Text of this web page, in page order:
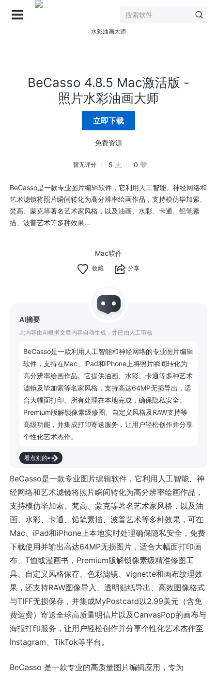
BeCasso 4.8.5 Mac激活版 -
照片水彩油画大师
立即下载
免费资源
暂无评分 5 0
BeCasso是一款专业图片编辑软件，它利用人工智能、神经网络和
艺术滤镜将照片瞬间转化为高分辨率绘画作品，支持模仿毕加索、
梵高、蒙克等著名艺术家风格，以及油画、水彩、卡通、铅笔素
描、波普艺术等多种效果...
Mac软件
分享
AI摘要
此内容由AI根据文章内容自动生成，并已由人工审核
BeCasso是一款利用人工智能和神经网络的专业图片编辑
软件，支持在Mac、iPad和iPhone上将照片瞬间转化为
高分辨率绘画作品。它提供油画、水彩、卡通等多种艺术
滤镜及毕加索等名家风格，支持高达64MP无损导出，适
合大幅面打印。所有处理在本地完成，确保隐私安全。
Premium版解锁像素级修图、自定义风格及RAW支持等
高级功能，并集成打印寄送服务，让用户轻松创作并分享
个性化艺术杰作。
看点别的
BeCasso是一款专业图片编辑软件，它利用人工智能、神
经网络和艺术滤镜将照片瞬间转化为高分辨率绘画作品，
支持模仿毕加索、梵高、蒙克等著名艺术家风格，以及油
画、水彩、卡通、铅笔素描、波普艺术等多种效果，可在
Mac、iPad和iPhone上本地实时处理确保隐私安全，免费
下载使用并输出高达64MP无损图片，适合大幅面打印画
布、T恤或漫画书，Premium版解锁像素级精准修图工
具、自定义风格保存、色彩滤镜、vignette和画布纹理效
果，还支持RAW图像导入、透明贴纸导出、高效图像格式
与TIFF无损保存，并集成MyPostcard以2.99美元（含免
费运费）寄送全球高质量明信片以及CanvasPop的画布与
海报打印服务，让用户轻松创作并分享个性化艺术杰作至
Instagram、TikTok等平台。
BeCasso 是一款专业的高质量图片编辑应用，专为